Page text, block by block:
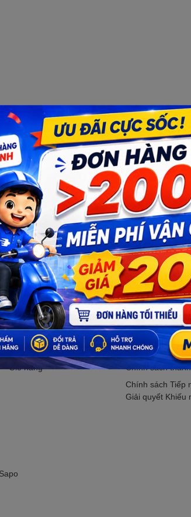
Bạn muốn nhận khuyến mãi
Đăng ký ngay.
Hỗ trợ khách hàng
Tìm kiếm
Đăng nhập
Đăng ký
Giỏ hàng
CHÍNH SÁCH
Chính sách bảo
Chính sách vận
Chính sách kiểm
Chính sách
Chính sách Tiếp
Giải quyết Khiếu
Sapo